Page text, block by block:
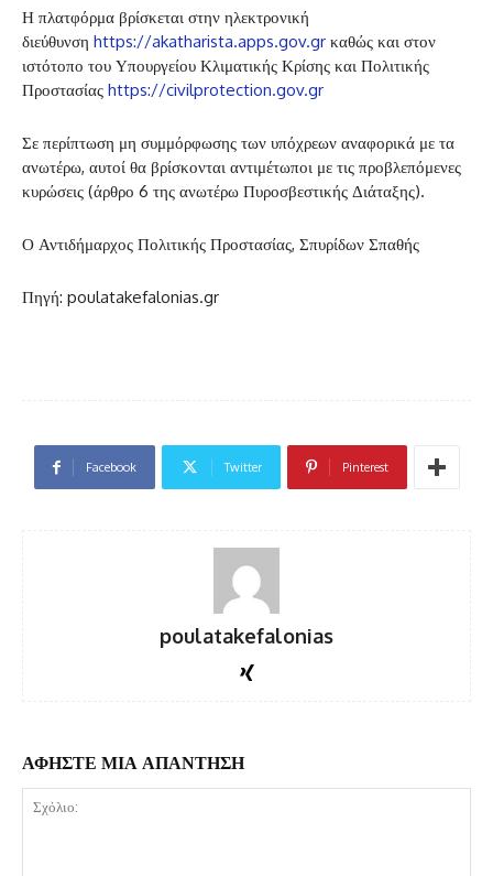
Η πλατφόρμα βρίσκεται στην ηλεκτρονική
διεύθυνση https://akatharista.apps.gov.gr καθώς και στον
ιστότοπο του Υπουργείου Κλιματικής Κρίσης και Πολιτικής
Προστασίας https://civilprotection.gov.gr
Σε περίπτωση μη συμμόρφωσης των υπόχρεων αναφορικά με τα
ανωτέρω, αυτοί θα βρίσκονται αντιμέτωποι με τις προβλεπόμενες
κυρώσεις (άρθρο 6 της ανωτέρω Πυροσβεστικής Διάταξης).
Ο Αντιδήμαρχος Πολιτικής Προστασίας, Σπυρίδων Σπαθής
Πηγή: poulatakefalonias.gr
Facebook Twitter Pinterest
poulatakefalonias
ΑΦΗΣΤΕ ΜΙΑ ΑΠΑΝΤΗΣΗ